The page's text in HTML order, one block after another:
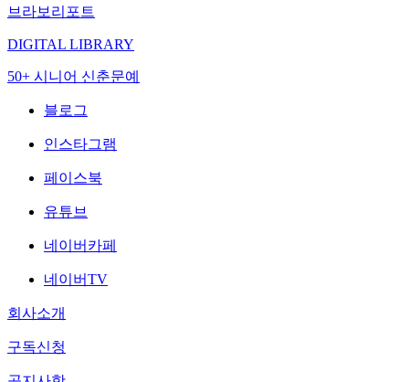
브라보리포트
DIGITAL LIBRARY
50+ 시니어 신춘문예
블로그
인스타그램
페이스북
유튜브
네이버카페
네이버TV
회사소개
구독신청